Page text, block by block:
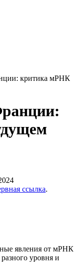
критика мРНК
ссылка.
явления от мРНК
уровня и